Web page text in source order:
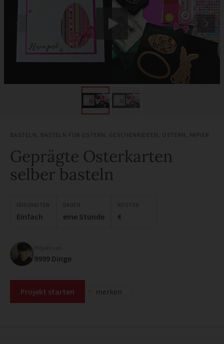
BASTELN BASTELN FÜR OSTERN GESCHENKIDEEN OSTERN PAPIER
Geprägte Osterkarten
selber basteln
Einfach eine Stunde €
9999 Dinge
Projekt starten merken